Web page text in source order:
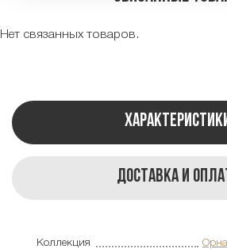
Нет связанных товаров.
Доставка и
Коллекция